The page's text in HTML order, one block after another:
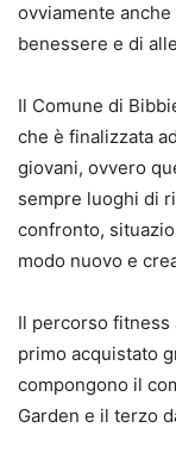
ovviamente
benessere e di
Il Comune di
che è finalizzata
giovani, ovvero
sempre luoghi di
confronto,
modo nuovo e
Il percorso fitness
primo acquistato
compongono il
Garden e il terzo